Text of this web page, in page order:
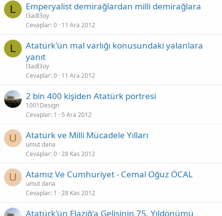
L Emperyalist demirağlardan milli demirağlara
l3adl3oy
Cevaplar 0 11 Ara 2012
L
Atatürk'ün mal varlığı konusundaki yalanlara
yanıt
l3adl3oy
Cevaplar 0 11 Ara 2012
2 bin 400 kişiden Atatürk portresi
1001Design
Cevaplar 1 5 Ara 2012
U Atatürk ve Milli Mücadele Yılları
umut dana
Cevaplar 0 28 Kas 2012
U Atamız Ve Cumhuriyet - Cemal Oğuz ÖCAL
umut dana
Cevaplar 1 28 Kas 2012
Atatürk'ün Elazığ'a Gelişinin 75. Yıldönümü